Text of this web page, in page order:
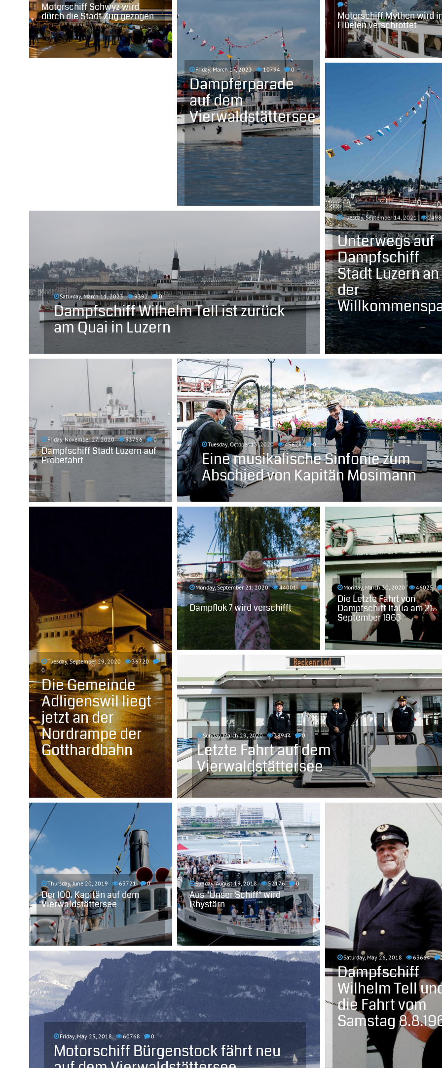
Motorschiff Schwyz wird
durch die Stadt Zug gezogen
Friday, March 17, 2023 10794 0
Dampferparade
auf dem
Vierwaldstättersee
Saturday, March 11, 2023 9392 0
Dampfschiff Wilhelm Tell ist zurück
am Quai in Luzern
0
Motorschiff Mythen wird
Flüelen verschrottet
Tuesday, September 14, 2021
0
Unterwegs auf
Dampfschiff
Stadt Luzern an
der
Friday, November 27, 2020 33756 0
Dampfschiff Stadt Luzern auf
Probefahrt
Tuesday, October 13, 2020 45628 0
Eine musikalische Sinfonie zum
Abschied von Kapitän Mosimann
Tuesday, September 29, 2020
36720
0
Die Gemeinde
Adligenswil liegt
jetzt an der
Nordrampe der
Gotthardbahn
Monday, September 21, 2020
44001
0
Dampflok 7 wird verschifft
Monday, March 30, 2020 46025
Die Letzte Fahrt von
Dampfschiff Italia am 21.
September 1963
Sunday, March 29, 2020 38944 0
Letzte Fahrt auf dem
Vierwaldstättersee
Thursday, June 20, 2019 63721 0
Der 100. Kapitän auf dem
Vierwaldstättersee
Sunday, August 19, 2018 52176 0
Aus "Unser Schiff" wird
Rhystärn
Saturday, May 26, 2018 63664
Dampfschiff
Wilhelm Tell
die Fahrt vom
Samstag
Friday, May 25, 2018 60768 0
Motorschiff Bürgenstock fährt neu